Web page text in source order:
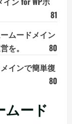
81
ムードメイン
を。
80
インで簡単復
80
ムード